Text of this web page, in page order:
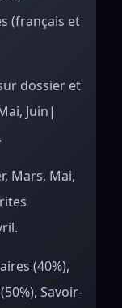
(français et
dossier et
Juin|
Mars, Mai,
(40%),
Savoir-